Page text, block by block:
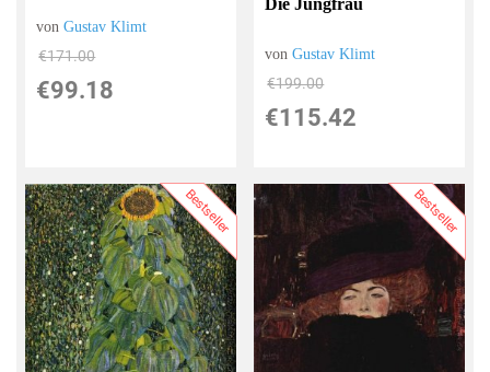
vonGustav Klimt
€171.00
€99.18
vonGustav Klimt
€199.00
€115.42
Bestseller Bestseller